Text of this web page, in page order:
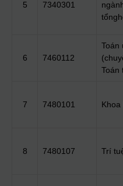
5 7340301
6 7460112
Toán
Toán
7 7480101
8 7480107 Trí